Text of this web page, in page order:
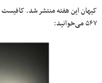
کیهان این هفته منتشر شد. کافیست
۵۶۷ می‌خوانید: